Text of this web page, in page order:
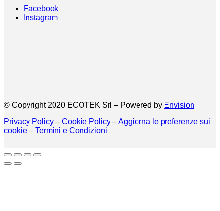
Facebook
Instagram
© Copyright 2020 ECOTEK Srl – Powered by Envision
Privacy Policy – Cookie Policy –Aggiorna le preferenze sui
cookie – Termini e Condizioni